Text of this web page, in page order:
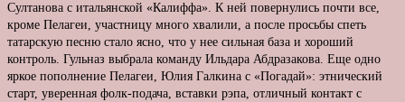
Султанова с итальянской «Калиффа». К ней повернулись почти все,
кроме Пелагеи, участницу много хвалили, а после просьбы спеть
татарскую песню стало ясно, что у нее сильная база и хороший
контроль. Гульназ выбрала команду Ильдара Абдразакова. Еще одно
яркое пополнение Пелагеи, Юлия Галкина с «Погадай»: этнический
старт, уверенная фолк-подача, вставки рэпа, отличный контакт с